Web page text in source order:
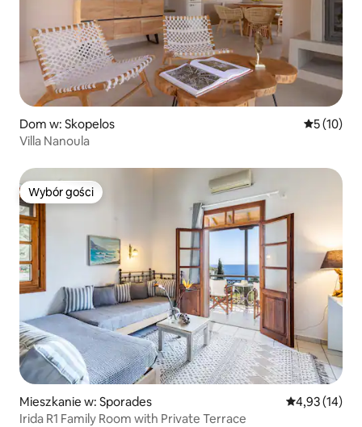
Dom w: Skopelos Średnia
5 (10)
Villa Nanoula
Wybór gości
Wybór gości
Mieszkanie w: Sporades Średnia
4,93 (14)
Irida R1 Family Room with Private Terrace